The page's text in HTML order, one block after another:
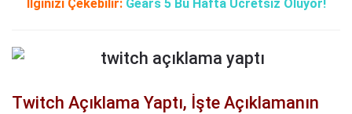
İlginizi Çekebilir:Gears 5 Bu Hafta Ücretsiz Oluyor!
Twitch Açıklama Yaptı, İşte Açıklamanın